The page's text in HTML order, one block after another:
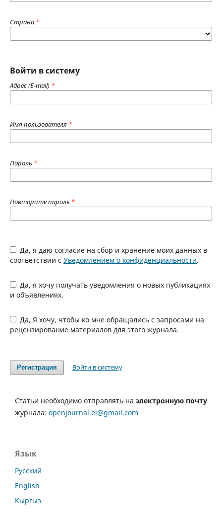
Страна *
Войти в систему
Адрес (E-mail) *
Имя пользователя *
Пароль *
Повторите пароль *
Да, я даю согласие на сбор и хранение моих данных в
соответствии с Уведомлением о конфиденциальности.
Да, я хочу получать уведомления о новых публикациях
и объявлениях.
Да, Я хочу, чтобы ко мне обращались с запросами на
рецензирование материалов для этого журнала.
Регистрация Войти в систему
Статьи необходимо отправлять на электронную почту
журнала: openjournal.ei@gmail.com
Язык
Русский
English
Кыргыз